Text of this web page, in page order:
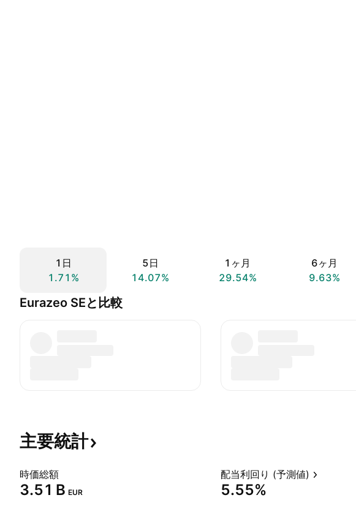
1日
1.71%
5日
14.07%
1ヶ月
29.54%
6ヶ月
9.63%
Eurazeo SEと比較
主要統計
時価総額
‪3.51 B‬ EUR
配当利回り (予測値)
5.55%